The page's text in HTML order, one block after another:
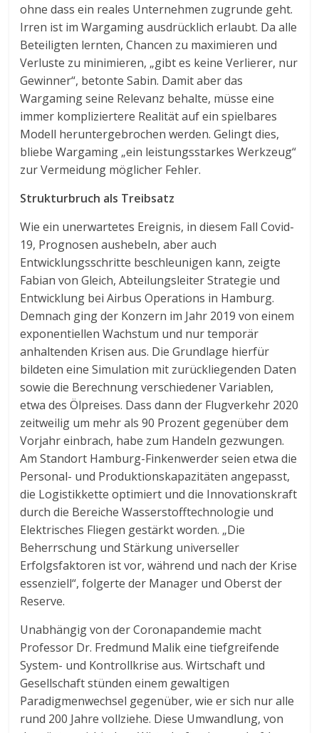
ohne dass ein reales Unternehmen zugrunde geht.
Irren ist im Wargaming ausdrücklich erlaubt. Da alle
Beteiligten lernten, Chancen zu maximieren und
Verluste zu minimieren, „gibt es keine Verlierer, nur
Gewinner“, betonte Sabin. Damit aber das
Wargaming seine Relevanz behalte, müsse eine
immer kompliziertere Realität auf ein spielbares
Modell heruntergebrochen werden. Gelingt dies,
bliebe Wargaming „ein leistungsstarkes Werkzeug“
zur Vermeidung möglicher Fehler.
Strukturbruch als Treibsatz
Wie ein unerwartetes Ereignis, in diesem Fall Covid-
19, Prognosen aushebeln, aber auch
Entwicklungsschritte beschleunigen kann, zeigte
Fabian von Gleich, Abteilungsleiter Strategie und
Entwicklung bei Airbus Operations in Hamburg.
Demnach ging der Konzern im Jahr 2019 von einem
exponentiellen Wachstum und nur temporär
anhaltenden Krisen aus. Die Grundlage hierfür
bildeten eine Simulation mit zurückliegenden Daten
sowie die Berechnung verschiedener Variablen,
etwa des Ölpreises. Dass dann der Flugverkehr 2020
zeitweilig um mehr als 90 Prozent gegenüber dem
Vorjahr einbrach, habe zum Handeln gezwungen.
Am Standort Hamburg-Finkenwerder seien etwa die
Personal- und Produktionskapazitäten angepasst,
die Logistikkette optimiert und die Innovationskraft
durch die Bereiche Wasserstofftechnologie und
Elektrisches Fliegen gestärkt worden. „Die
Beherrschung und Stärkung universeller
Erfolgsfaktoren ist vor, während und nach der Krise
essenziell“, folgerte der Manager und Oberst der
Reserve.
Unabhängig von der Coronapandemie macht
Professor Dr. Fredmund Malik eine tiefgreifende
System- und Kontrollkrise aus. Wirtschaft und
Gesellschaft stünden einem gewaltigen
Paradigmenwechsel gegenüber, wie er sich nur alle
rund 200 Jahre vollziehe. Diese Umwandlung, von